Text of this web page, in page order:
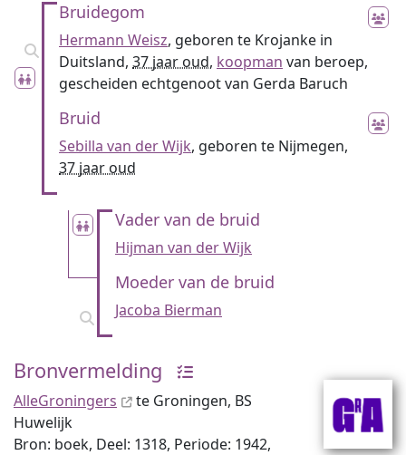
Bruidegom
Hermann Weisz, geboren te Krojanke in
Duitsland, 37 jaar oud, koopman van beroep,
gescheiden echtgenoot van Gerda Baruch
Bruid
Sebilla van der Wijk, geboren te Nijmegen,
37 jaar oud
Vader van de bruid
Hijman van der Wijk
Moeder van de bruid
Jacoba Bierman
Bronvermelding
AlleGroningers
te Groningen, BS
Huwelijk
Bron: boek, Deel: 1318, Periode: 1942,